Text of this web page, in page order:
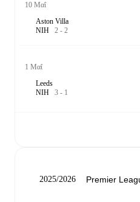
10 Μαΐ
Aston Villa
ΝΙΗ 2 - 2
1 Μαΐ
Leeds
ΝΙΗ 3 - 1
2025/2026